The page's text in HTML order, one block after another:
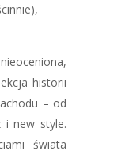
historii
– od
i new style.
świata